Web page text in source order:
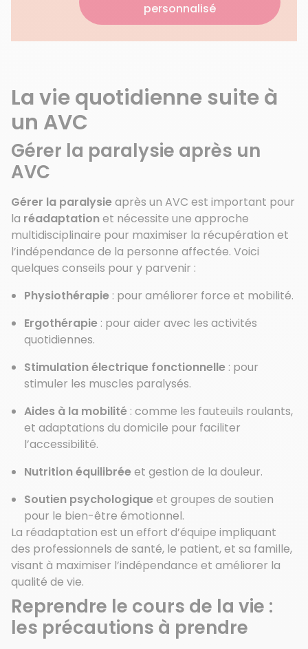
personnalisé
La vie quotidienne suite à
un AVC
Gérer la paralysie après un
AVC
Gérer la paralysieaprès un AVC est important pour
la réadaptationet nécessite une approche
multidisciplinaire pour maximiser la récupération et
l’indépendance de la personne affectée. Voici
quelques conseils pour y parvenir :
Physiothérapie : pour améliorer force et mobilité.
Ergothérapie : pour aider avec les activités
quotidiennes.
Stimulation électrique fonctionnelle : pour
stimuler les muscles paralysés.
Aides à la mobilité : comme les fauteuils roulants,
et adaptations du domicile pour faciliter
l’accessibilité.
Nutrition équilibréeet gestion de la douleur.
Soutien psychologiqueet groupes de soutien
pour le bien-être émotionnel.
La réadaptation est un effort d’équipe impliquant
des professionnels de santé, le patient, et sa famille,
visant à maximiser l’indépendance et améliorer la
qualité de vie.
Reprendre le cours de la vie :
les précautions à prendre